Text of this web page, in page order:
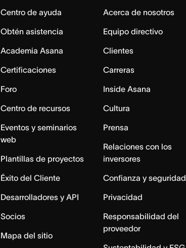
Centro de ayuda
Obtén asistencia
Academia Asana
Certificaciones
Foro
Centro de recursos
Eventos y seminarios
web
Plantillas de proyectos
Éxito del Cliente
Desarrolladores y API
Socios
Mapa del sitio
Acerca de nosotros
Equipo directivo
Clientes
Carreras
Inside Asana
Cultura
Prensa
Relaciones con los
inversores
Confianza y seguridad
Privacidad
Responsabilidad del
proveedor